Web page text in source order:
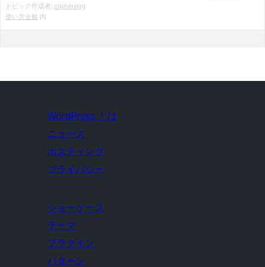
トピック作成者: cipheregg
使い方全般 内
WordPress とは
ニュース
ホスティング
プライバシー
ショーケース
テーマ
プラグイン
パターン